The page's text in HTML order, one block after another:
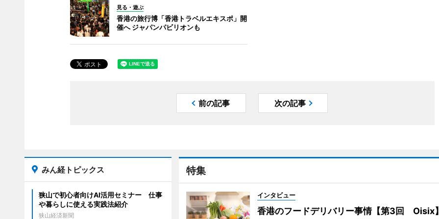
見る・遊ぶ
香港の旅行博「香港トラベルエキスポ」開
催へ ジャパンパビリオンも
前の記事 次の記事
特集
インタビュー
香港のフードデリバリー事情【第3回 Oisix
みん経トピックス
狭山で初心者向けAI活用セミナー 仕事
や暮らしに使える実践法紹介
狭山経済新聞